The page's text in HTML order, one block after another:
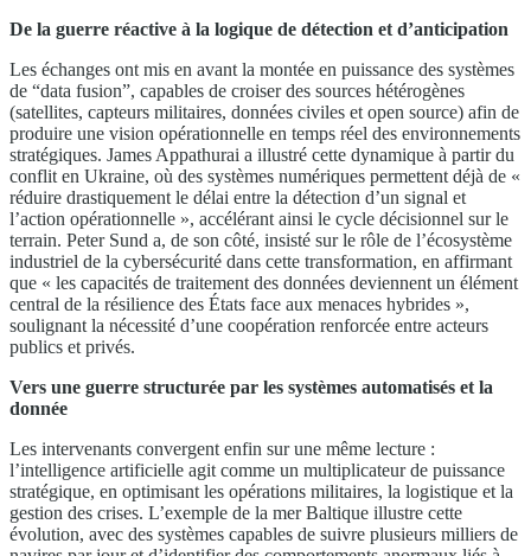
De la guerre réactive à la logique de détection et d’anticipation
Les échanges ont mis en avant la montée en puissance des systèmes
de “data fusion”, capables de croiser des sources hétérogènes
(satellites, capteurs militaires, données civiles et open source) afin de
produire une vision opérationnelle en temps réel des environnements
stratégiques. James Appathurai a illustré cette dynamique à partir du
conflit en Ukraine, où des systèmes numériques permettent déjà de «
réduire drastiquement le délai entre la détection d’un signal et
l’action opérationnelle », accélérant ainsi le cycle décisionnel sur le
terrain. Peter Sund a, de son côté, insisté sur le rôle de l’écosystème
industriel de la cybersécurité dans cette transformation, en affirmant
que « les capacités de traitement des données deviennent un élément
central de la résilience des États face aux menaces hybrides »,
soulignant la nécessité d’une coopération renforcée entre acteurs
publics et privés.
Vers une guerre structurée par les systèmes automatisés et la
donnée
Les intervenants convergent enfin sur une même lecture :
l’intelligence artificielle agit comme un multiplicateur de puissance
stratégique, en optimisant les opérations militaires, la logistique et la
gestion des crises. L’exemple de la mer Baltique illustre cette
évolution, avec des systèmes capables de suivre plusieurs milliers de